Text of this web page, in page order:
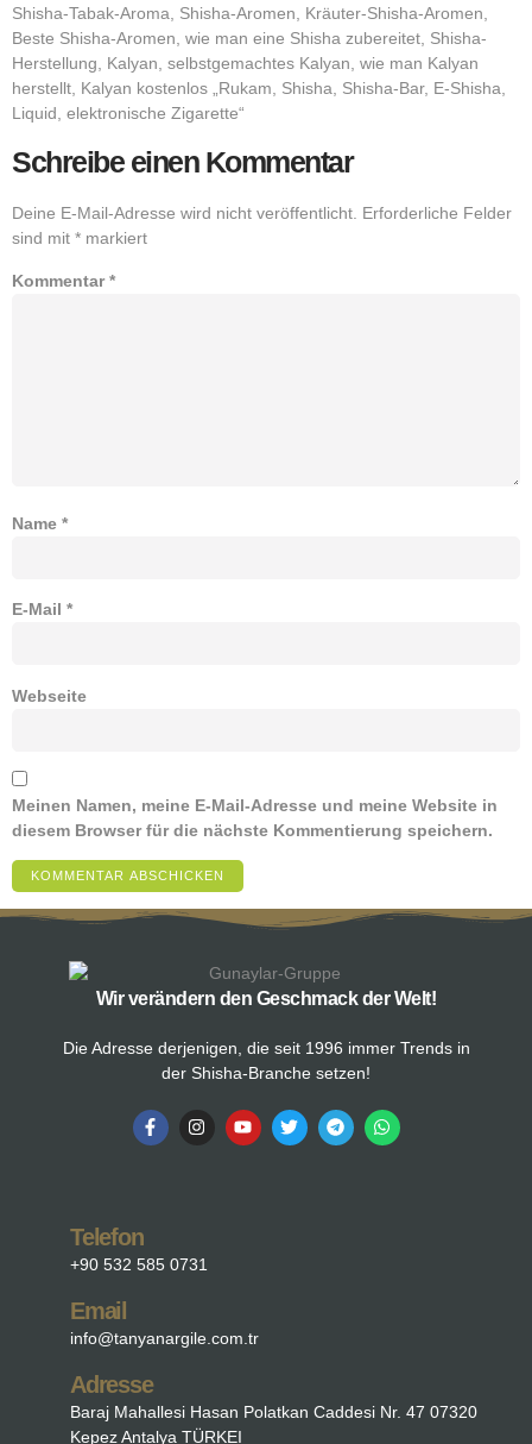
Shisha-Tabak-Aroma, Shisha-Aromen, Kräuter-Shisha-Aromen,
Beste Shisha-Aromen, wie man eine Shisha zubereitet, Shisha-
Herstellung, Kalyan, selbstgemachtes Kalyan, wie man Kalyan
herstellt, Kalyan kostenlos „Rukam, Shisha, Shisha-Bar, E-Shisha,
Liquid, elektronische Zigarette“
Schreibe einen Kommentar
Deine E-Mail-Adresse wird nicht veröffentlicht. Erforderliche Felder
sind mit * markiert
Kommentar*
Name *
E-Mail *
Webseite
Meinen Namen, meine E-Mail-Adresse und meine Website in
diesem Browser für die nächste Kommentierung speichern.
Wir verändern den Geschmack der Welt!
Die Adresse derjenigen, die seit 1996 immer Trends in
der Shisha-Branche setzen!
Telefon
+90 532 585 0731
Email
info@tanyanargile.com.tr
Adresse
Baraj Mahallesi Hasan Polatkan Caddesi Nr. 47 07320
Kepez Antalya TÜRKEI